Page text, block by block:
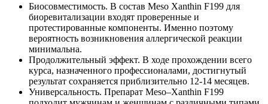
Биосовместимость. В состав Meso Xanthin F199 для
биоревитализации входят проверенные и
протестированные компоненты. Именно поэтому
вероятность возникновения аллергической реакции
минимальна.
Продолжительный эффект. В ходе прохождении всего
курса, назначенного профессионалами, достигнутый
результат сохраняется приблизительно 12-14 месяцев.
Универсальность. Препарат Meso–Xanthin F199